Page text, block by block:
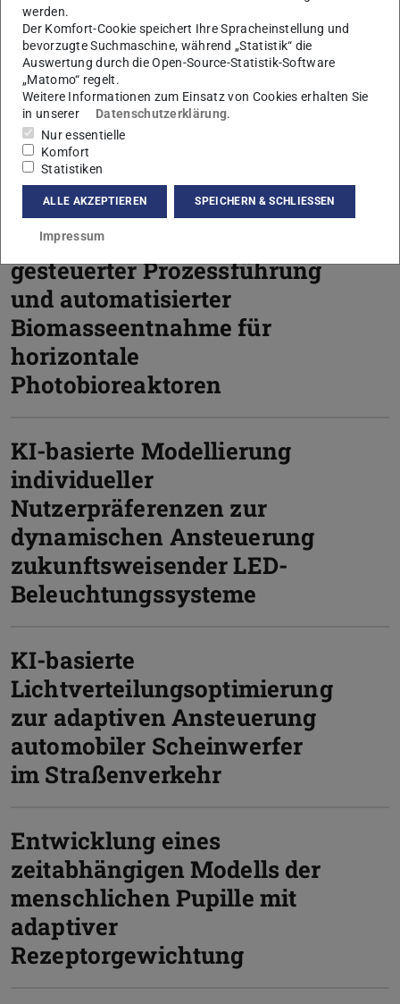
adaptierbaren Systems zur
energieeffizienten und
wachstumseffektiven
Pflanzenbeleuchtung
SmartPBR: Entwicklung
von sensorgesteuerter und
additiver Belichtung, KI-
gesteuerter Prozessführung
und automatisierter
Biomasseentnahme für
horizontale
Photobioreaktoren
KI-basierte Modellierung
individueller
Nutzerpräferenzen zur
dynamischen Ansteuerung
zukunftsweisender LED-
Beleuchtungssysteme
KI-basierte
Lichtverteilungsoptimierung
zur adaptiven Ansteuerung
automobiler Scheinwerfer
im Straßenverkehr
Entwicklung eines
zeitabhängigen Modells der
menschlichen Pupille mit
adaptiver
Rezeptorgewichtung
werden.
Der Komfort-Cookie speichert Ihre Spracheinstellung und
bevorzugte Suchmaschine, während „Statistik“ die
Auswertung durch die Open-Source-Statistik-Software
„Matomo“ regelt.
Weitere Informationen zum Einsatz von Cookies erhalten Sie
in unserer
Datenschutzerklärung.
Nur essentielle
Komfort
Statistiken
ALLE AKZEPTIEREN SPEICHERN & SCHLIESSEN
Impressum